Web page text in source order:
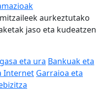
aurkeztutako
jaso eta kudeatzen
eta ura Bankuak eta
Internet Garraioa eta